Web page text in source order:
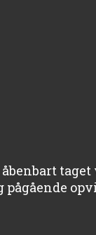
taget
pågående